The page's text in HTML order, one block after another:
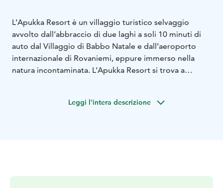
L’Apukka Resort è un villaggio turistico selvaggio
avvolto dall’abbraccio di due laghi a soli 10 minuti di
auto dal Villaggio di Babbo Natale e dall’aeroporto
internazionale di Rovaniemi, eppure immerso nella
natura incontaminata. L’Apukka Resort si trova a
in attesa di un viaggiatore. Le esclusive sistemazioni
Leggi l'intera descrizione